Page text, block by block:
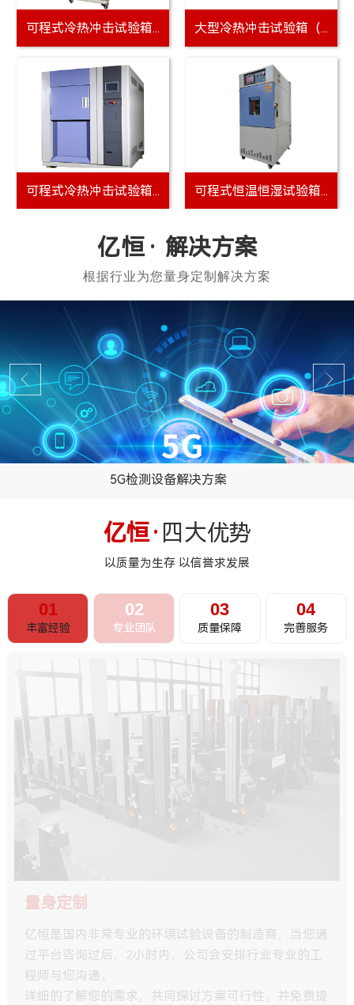
可程式冷热冲击试验箱... 大型冷热冲击试验箱（...
可程式冷热冲击试验箱... 可程式恒温恒湿试验箱...
解决方案
5G检测设备解决方案
亿恒· 四大优势
以质量为生存 以信誉求发展
01
丰富经验
02
专业团队
03
质量保障
04
完善服务
量身定制
亿恒是国内非常专业的环境试验设备的制造商，当您通
过平台咨询过后，2小时内，公司会安排行业专业的工
程师与您沟通。
详细的了解您的需求，共同探讨方案可行性，并免费提